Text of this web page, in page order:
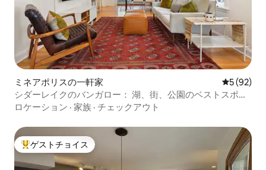
ミネアポリスの一軒家 レビュー
5 (92)
シダーレイクのバンガロー： 湖、街、公園のベストスポッ
ト
ロケーション · 家族 · チェックアウト
大好評のゲストチョイスです。
ゲストチョイス